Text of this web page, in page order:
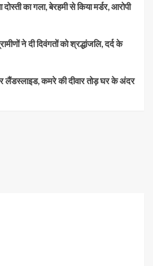
का गला, बेरहमी से किया मर्डर, आरोपी
ने दी दिवंगतों को श्रद्धांजलि, दर्द के
कमरे की दीवार तोड़ घर के अंदर